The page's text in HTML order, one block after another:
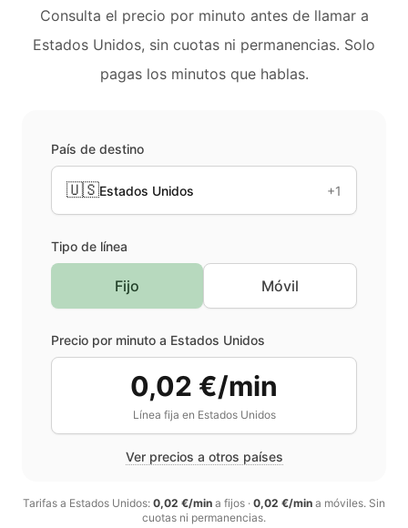
Consulta el precio por minuto antes de llamar a
Estados Unidos, sin cuotas ni permanencias. Solo
pagas los minutos que hablas.
País de destino
🇺🇸Estados Unidos +1
Tipo de línea
Fijo Móvil
Precio por minuto a Estados Unidos
0,02 €/min
Línea fija en Estados Unidos
Ver precios a otros países
Tarifas a Estados Unidos: 0,02 €/min a fijos · 0,02 €/min a móviles. Sin
cuotas ni permanencias.